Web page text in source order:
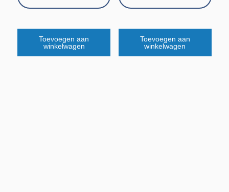
Toevoegen aan
winkelwagen
Toevoegen aan
winkelwagen